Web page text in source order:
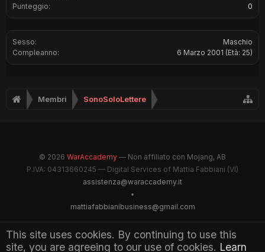
This site uses cookies. By continuing to use this
site, you are agreeing to our use of cookies. Learn
Punteggio:
0
Sesso:
Maschio
Compleanno:
6 Marzo 2001 (Età: 25)
Membri SonoSoloLettere
© 2026 WarAccademy — Non affiliato con Mojang, AB
P.IVA: 04313660245 — Digital Services of Mattia Fabbiani (VI)
assistenza@waraccademy.it
•
mattiafabbianibusiness@gmail.com
@GhostFabbyz
Maintained by WarAccademy Administrators